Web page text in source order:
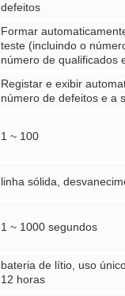
defeitos
Formar
teste (incluindo o
número de qualificados
Registar e exibir
número de defeitos e a
1 ~ 100
linha sólida,
1 ~ 1000 segundos
bateria de lítio, uso
12 horas